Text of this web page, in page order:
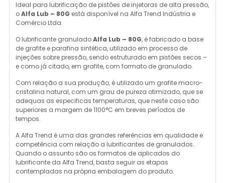
Ideal para lubrificação de pistões de injetoras de alta pressão,
oAlfa Lub – 80G está disponível na Alfa Trend Indústria e
Comércio Ltda.
O lubrificante granuladoAlfa Lub – 80G, é fabricado a base
de grafite e parafina sintética, utilizado em processo de
injeções sobre pressão, sendo estruturado em pistões secos –
e como já citado, em grafite, com formato de granulado.
Com relação a sua produção, é utilizado um grafite macro-
cristalina natural, com um grau de pureza otimizado, que se
adequas as especificas temperaturas, que neste caso são
superiores a margem de 1100°C em breves períodos de
tempos.
A Alfa Trend é uma das grandes referências em qualidade e
competência com relação a lubrificantes de granulados.
Quando o assunto são os formatos de aplicados do
lubrificante da Alfa Trend, basta seguir as etapas
contempladas na própria embalagem do produto.